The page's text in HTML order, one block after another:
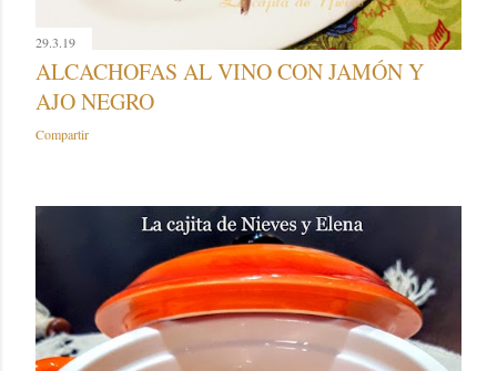
29.3.19
ALCACHOFAS AL VINO CON JAMÓN Y
AJO NEGRO
Compartir